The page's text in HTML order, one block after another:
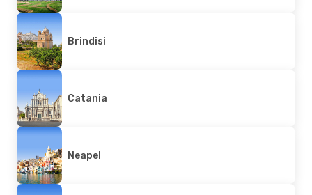
Brindisi
Catania
Neapel